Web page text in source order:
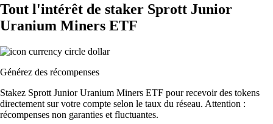
Tout l'intérêt de staker Sprott Junior
Uranium Miners ETF
Générez des récompenses
Stakez Sprott Junior Uranium Miners ETF pour recevoir des tokens
directement sur votre compte selon le taux du réseau. Attention :
récompenses non garanties et fluctuantes.